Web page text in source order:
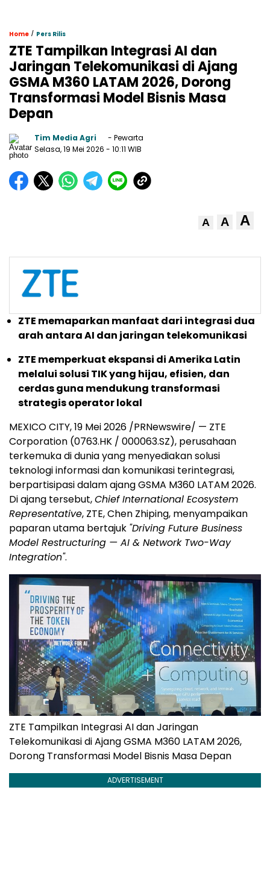
Home / Pers Rilis
ZTE Tampilkan Integrasi AI dan
Jaringan Telekomunikasi di Ajang
GSMA M360 LATAM 2026, Dorong
Transformasi Model Bisnis Masa
Depan
Tim Media Agri
- Pewarta
Selasa, 19 Mei 2026 - 10:11 WIB
A A A
ZTE memaparkan manfaat dari integrasi dua
arah antara AI dan jaringan telekomunikasi
ZTE memperkuat ekspansi di Amerika Latin
melalui solusi TIK yang hijau, efisien, dan
cerdas guna mendukung transformasi
strategis operator lokal
MEXICO CITY,19 Mei 2026 /PRNewswire/ — ZTE
Corporation (0763.HK / 000063.SZ), perusahaan
terkemuka di dunia yang menyediakan solusi
teknologi informasi dan komunikasi terintegrasi,
berpartisipasi dalam ajang GSMA M360 LATAM 2026.
Di ajang tersebut,Chief International Ecosystem
Representative, ZTE, Chen Zhiping, menyampaikan
paparan utama bertajuk "Driving Future Business
Model Restructuring — AI & Network Two-Way
Integration".
ZTE Tampilkan Integrasi AI dan Jaringan
Telekomunikasi di Ajang GSMA M360 LATAM 2026,
Dorong Transformasi Model Bisnis Masa Depan
ADVERTISEMENT